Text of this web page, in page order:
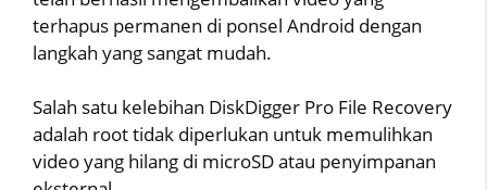
terhapus permanen di ponsel Android dengan
langkah yang sangat mudah.
Salah satu kelebihan DiskDigger Pro File Recovery
adalah root tidak diperlukan untuk memulihkan
video yang hilang di microSD atau penyimpanan